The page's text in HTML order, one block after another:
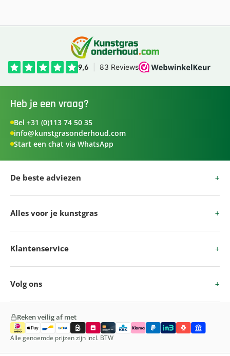
Heb je een vraag?
Bel +31 (0)113 74 50 35
info@kunstgrasonderhoud.com
Start een chat via WhatsApp
De beste adviezen
Alles voor je kunstgras
Klantenservice
Volg ons
Reken veilig af met
Alle genoemde prijzen zijn incl. BTW